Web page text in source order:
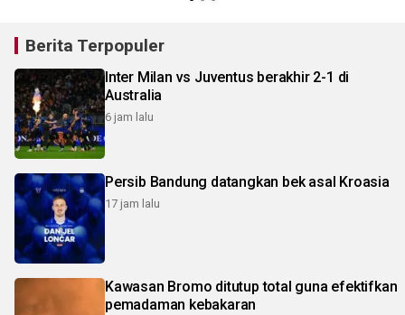
Berita Terpopuler
Inter Milan vs Juventus berakhir 2-1 di
Australia
6 jam lalu
Persib Bandung datangkan bek asal Kroasia
17 jam lalu
Kawasan Bromo ditutup total guna efektifkan
pemadaman kebakaran